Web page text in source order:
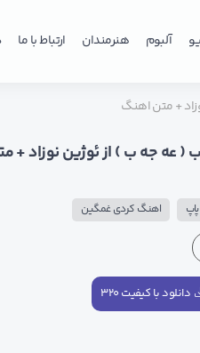
آلبوم هنرمندان ارتباط با ما
+ متن اهنگ
عه جه ب ) از ئوژین نوزاد +
اهنگ کردی غمگین
دانلود با کیفیت ۳۲۰